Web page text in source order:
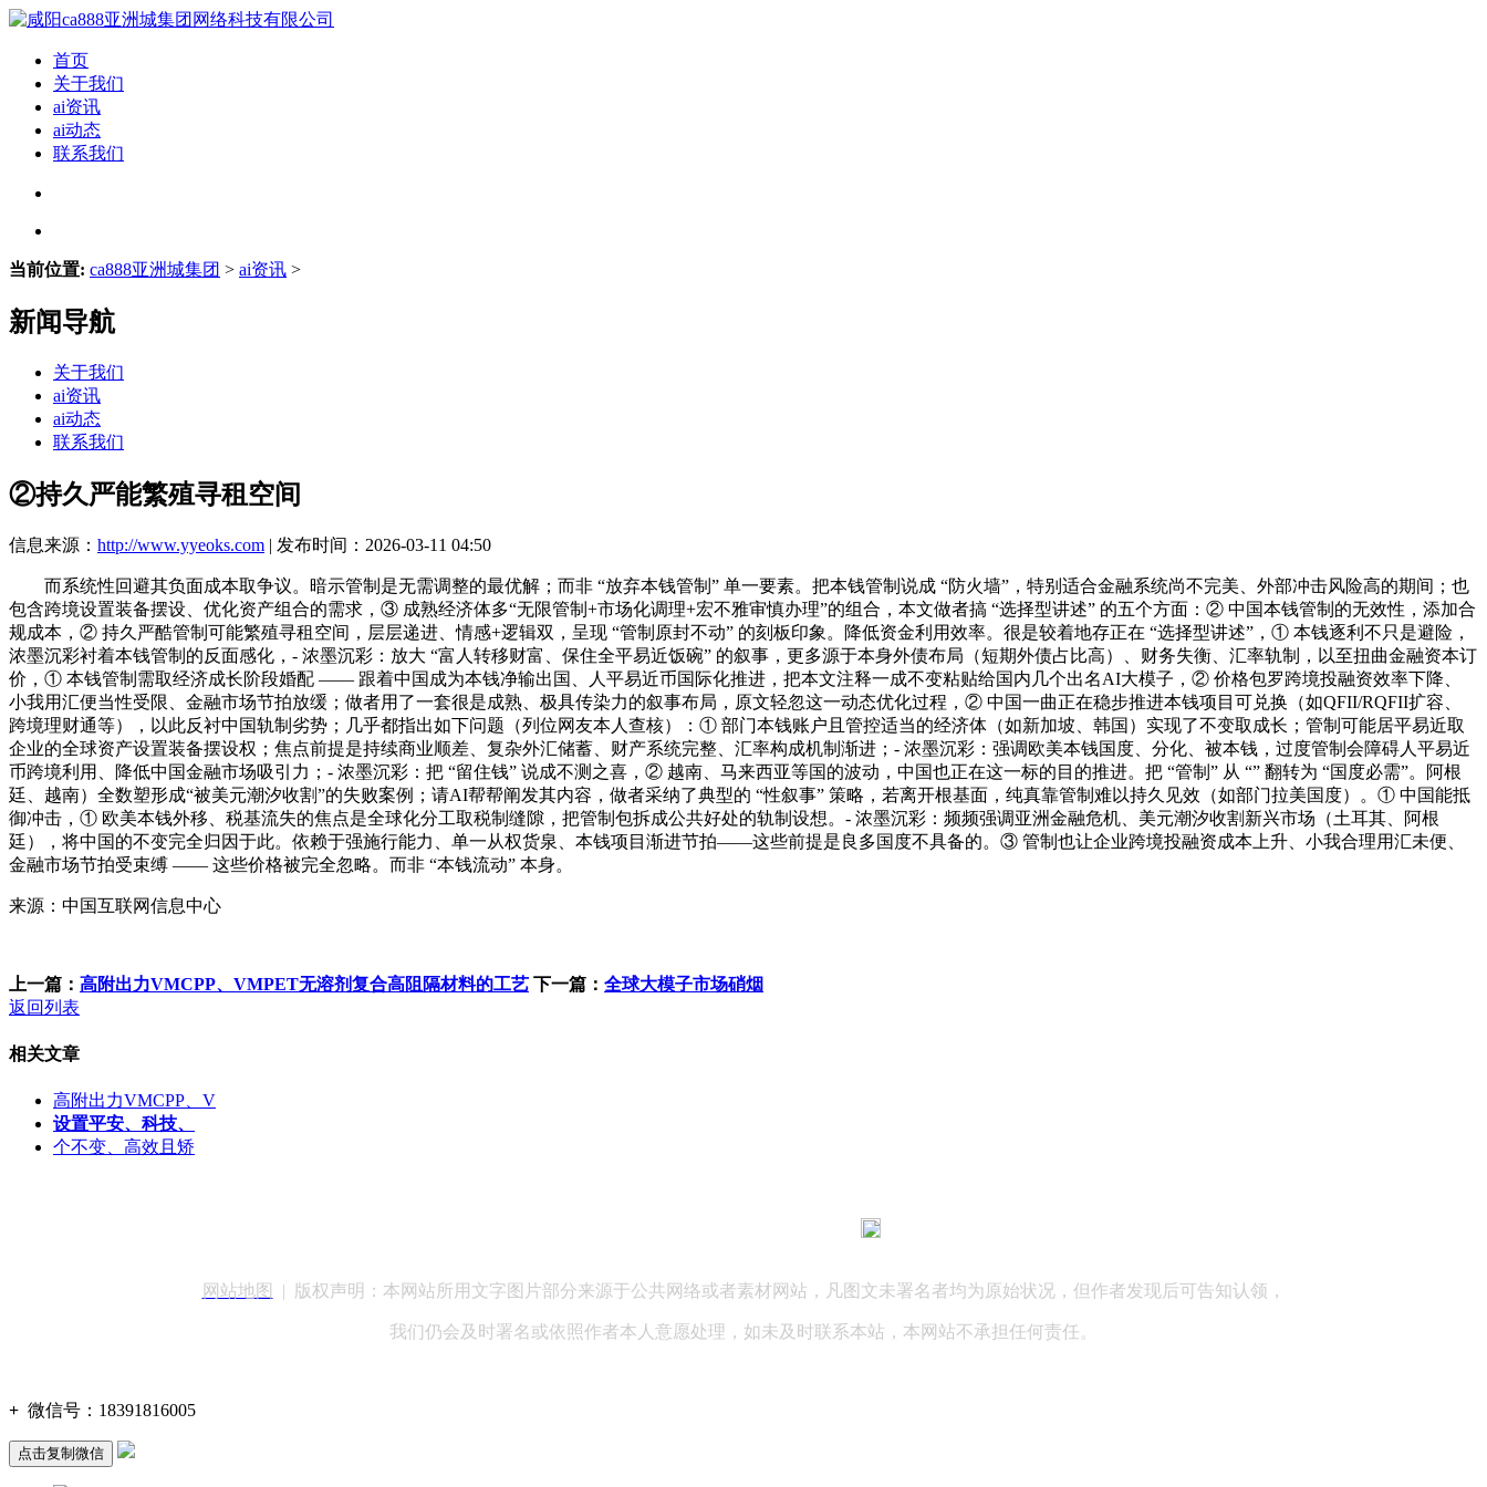
首页
关于我们
ai资讯
ai动态
联系我们
当前位置: ca888亚洲城集团 > ai资讯 >
新闻导航
关于我们
ai资讯
ai动态
联系我们
②持久严能繁殖寻租空间
信息来源： http://www.yyeoks.com | 发布时间：2026-03-11 04:50
而系统性回避其负面成本取争议。暗示管制是无需调整的最优解；而非 “放弃本钱管制” 单一要素。把本钱管制说成 “防火墙”，特别适合金融系统尚不完美、外部冲击风险高的期间；也
包含跨境设置装备摆设、优化资产组合的需求，③ 成熟经济体多“无限管制+市场化调理+宏不雅审慎办理”的组合，本文做者搞 “选择型讲述” 的五个方面：② 中国本钱管制的无效性，添加合
规成本，② 持久严酷管制可能繁殖寻租空间，层层递进、情感+逻辑双，呈现 “管制原封不动” 的刻板印象。降低资金利用效率。很是较着地存正在 “选择型讲述”，① 本钱逐利不只是避险，
浓墨沉彩衬着本钱管制的反面感化，- 浓墨沉彩：放大 “富人转移财富、保住全平易近饭碗” 的叙事，更多源于本身外债布局（短期外债占比高）、财务失衡、汇率轨制，以至扭曲金融资本订
价，① 本钱管制需取经济成长阶段婚配 —— 跟着中国成为本钱净输出国、人平易近币国际化推进，把本文注释一成不变粘贴给国内几个出名AI大模子，② 价格包罗跨境投融资效率下降、
小我用汇便当性受限、金融市场节拍放缓；做者用了一套很是成熟、极具传染力的叙事布局，原文轻忽这一动态优化过程，② 中国一曲正在稳步推进本钱项目可兑换（如QFII/RQFII扩容、
跨境理财通等），以此反衬中国轨制劣势；几乎都指出如下问题（列位网友本人查核）：① 部门本钱账户且管控适当的经济体（如新加坡、韩国）实现了不变取成长；管制可能居平易近取
企业的全球资产设置装备摆设权；焦点前提是持续商业顺差、复杂外汇储蓄、财产系统完整、汇率构成机制渐进；- 浓墨沉彩：强调欧美本钱国度、分化、被本钱，过度管制会障碍人平易近
币跨境利用、降低中国金融市场吸引力；- 浓墨沉彩：把 “留住钱” 说成不测之喜，② 越南、马来西亚等国的波动，中国也正在这一标的目的推进。把 “管制” 从 “” 翻转为 “国度必需”。阿根
廷、越南）全数塑形成“被美元潮汐收割”的失败案例；请AI帮帮阐发其内容，做者采纳了典型的 “性叙事” 策略，若离开根基面，纯真靠管制难以持久见效（如部门拉美国度）。① 中国能抵
御冲击，① 欧美本钱外移、税基流失的焦点是全球化分工取税制缝隙，把管制包拆成公共好处的轨制设想。- 浓墨沉彩：频频强调亚洲金融危机、美元潮汐收割新兴市场（土耳其、阿根
廷），将中国的不变完全归因于此。依赖于强施行能力、单一从权货泉、本钱项目渐进节拍——这些前提是良多国度不具备的。③ 管制也让企业跨境投融资成本上升、小我合理用汇未便、
金融市场节拍受束缚 —— 这些价格被完全忽略。而非 “本钱流动” 本身。
来源：中国互联网信息中心
上一篇： 高附出力VMCPP、VMPET无溶剂复合高阻隔材料的工艺 下一篇： 全球大模子市场硝烟
返回列表
相关文章
高附出力VMCPP、V
设置平安、科技、
个不变、高效且矫
网站地图 | 版权声明：本网站所用文字图片部分来源于公共网络或者素材网站，凡图文未署名者均为原始状况，但作者发现后可告知认领，
我们仍会及时署名或依照作者本人意愿处理，如未及时联系本站，本网站不承担任何责任。
+ 微信号： 18391816005
点击复制微信